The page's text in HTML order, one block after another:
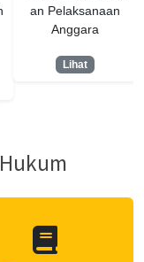
an Pelaksanaan
Anggara
Lihat